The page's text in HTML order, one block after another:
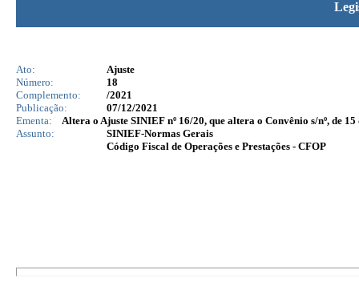
Ato:
Ajuste
Número:
18
Complemento:
/2021
Publicação:
07/12/2021
Ementa:
Altera o Ajuste SINIEF nº 16/20, que altera o Convênio s/nº, de
Assunto:
SINIEF-Normas Gerais
Código Fiscal de Operações e Prestações - CFOP